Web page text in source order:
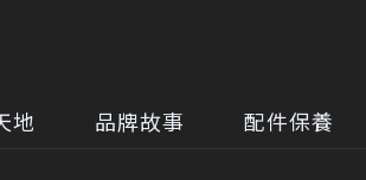
地 品牌故事 配件保養